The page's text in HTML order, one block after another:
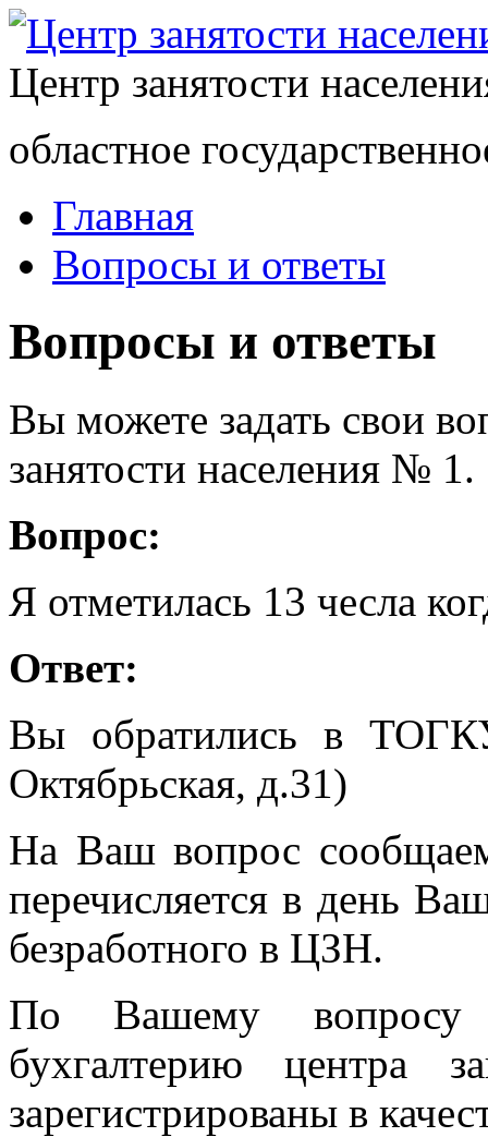
Центр занятости
областное
Главная
Вопросы и ответы
Вопросы и ответы
Вы можете задать свои
занятости населения № 1.
Вопрос:
Я отметилась 13 чесла
Ответ:
Вы обратились в
Октябрьская, д.31)
На Ваш вопрос
перечисляется в день
безработного в ЦЗН.
По Вашему вопросу
бухгалтерию центра
зарегистрированы в